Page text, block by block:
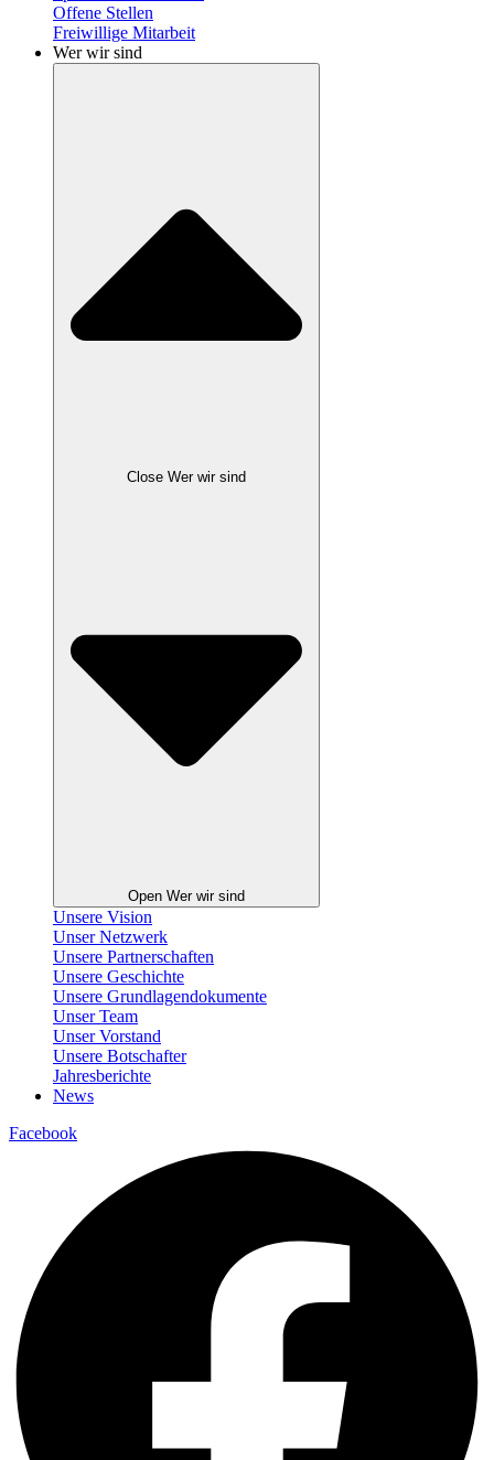
Offene Stellen
Freiwillige Mitarbeit
Wer wir sind
Close Wer wir sind
Open Wer wir sind
Unsere Vision
Unser Netzwerk
Unsere Partnerschaften
Unsere Geschichte
Unsere Grundlagendokumente
Unser Team
Unser Vorstand
Unsere Botschafter
Jahresberichte
News
Facebook